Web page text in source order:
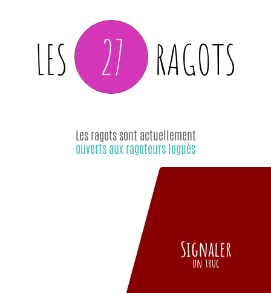
LES 27 RAGOTS
Les ragots sont actuellement
ouverts aux ragoteurs logués
Signaler
un truc